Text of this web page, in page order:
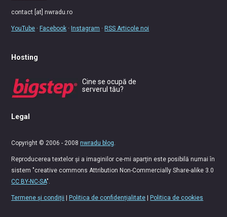
contact [at] nwradu.ro
YouTube ·Facebook ·Instagram ·RSS Articole noi
Hosting
Cine se ocupă de
serverul tău?
Legal
Copyright © 2006 - 2008nwradu blog
Reproducerea textelor și a imaginilor ce-mi aparțin este posibilă numai în
sistem "creative commons Attribution Non-Commercially Share-alike 3.0
CC BY-NC-SA".
Termene și condiții |Politica de confidențialitate |Politica de cookies